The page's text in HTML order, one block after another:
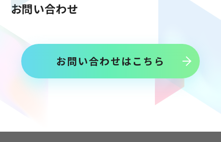
お問い合わせ
お問い合わせはこちら